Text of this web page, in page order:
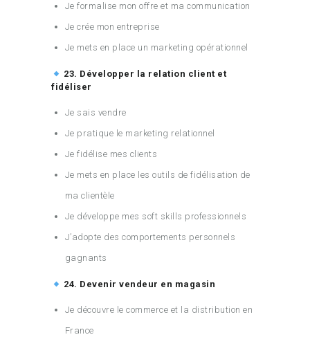
Je formalise mon offre et ma communication
Je crée mon entreprise
Je mets en place un marketing opérationnel
23. Développer la relation client et
fidéliser
Je sais vendre
Je pratique le marketing relationnel
Je fidélise mes clients
Je mets en place les outils de fidélisation de
ma clientèle
Je développe mes soft skills professionnels
J’adopte des comportements personnels
gagnants
24. Devenir vendeur en magasin
Je découvre le commerce et la distribution en
France